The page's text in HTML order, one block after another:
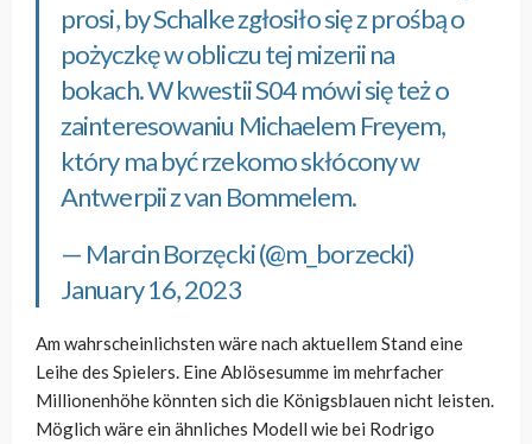
prosi, by Schalke zgłosiło się z prośbą o
pożyczkę w obliczu tej mizerii na
bokach. W kwestii S04 mówi się też o
zainteresowaniu Michaelem Freyem,
który ma być rzekomo skłócony w
Antwerpii z van Bommelem.
— Marcin Borzęcki (@m_borzecki)
January 16, 2023
Am wahrscheinlichsten wäre nach aktuellem Stand eine
Leihe des Spielers. Eine Ablösesumme im mehrfacher
Millionenhöhe könnten sich die Königsblauen nicht leisten.
Möglich wäre ein ähnliches Modell wie bei Rodrigo